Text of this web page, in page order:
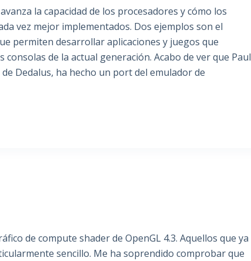
la capacidad de los procesadores y cómo los
vez mejor implementados. Dos ejemplos son el
permiten desarrollar aplicaciones y juegos que
de la actual generación. Acabo de ver que Paul
Dedalus, ha hecho un port del emulador de
de compute shader de OpenGL 4.3. Aquellos que ya
sencillo. Me ha soprendido comprobar que